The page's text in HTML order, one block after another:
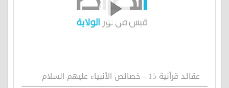
عقائد قرآنية 15 - خصائص الأنبياء عليهم السلام